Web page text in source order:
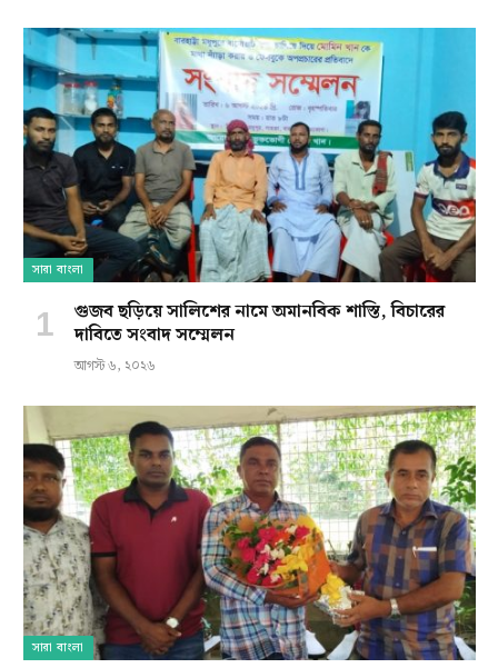
সারা বাংলা
গুজব ছড়িয়ে সালিশের নামে অমানবিক শাস্তি, বিচারের
দাবিতে সংবাদ সম্মেলন
আগস্ট ৬, ২০২৬
সারা বাংলা